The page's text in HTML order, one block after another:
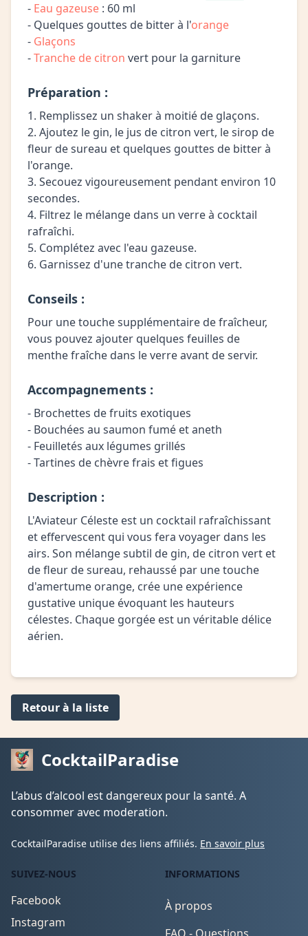
- Eau gazeuse : 60 ml
- Quelques gouttes de bitter à l'orange
- Glaçons
-Tranche de citron vert pour la garniture
Préparation :
1. Remplissez un shaker à moitié de glaçons.
2. Ajoutez le gin, le jus de citron vert, le sirop de
fleur de sureau et quelques gouttes de bitter à
l'orange.
3. Secouez vigoureusement pendant environ 10
secondes.
4. Filtrez le mélange dans un verre à cocktail
rafraîchi.
5. Complétez avec l'eau gazeuse.
6. Garnissez d'une tranche de citron vert.
Conseils :
Pour une touche supplémentaire de fraîcheur,
vous pouvez ajouter quelques feuilles de
menthe fraîche dans le verre avant de servir.
Accompagnements :
- Brochettes de fruits exotiques
- Bouchées au saumon fumé et aneth
- Feuilletés aux légumes grillés
- Tartines de chèvre frais et figues
Description :
L'Aviateur Céleste est un cocktail rafraîchissant
et effervescent qui vous fera voyager dans les
airs. Son mélange subtil de gin, de citron vert et
de fleur de sureau, rehaussé par une touche
d'amertume orange, crée une expérience
gustative unique évoquant les hauteurs
célestes. Chaque gorgée est un véritable délice
aérien.
Retour à la liste
CocktailParadise
L’abus d’alcool est dangereux pour la santé. A
consommer avec moderation.
CocktailParadise utilise des liens affiliés. En savoir plus
SUIVEZ-NOUS
Facebook
Instagram
INFORMATIONS
À propos